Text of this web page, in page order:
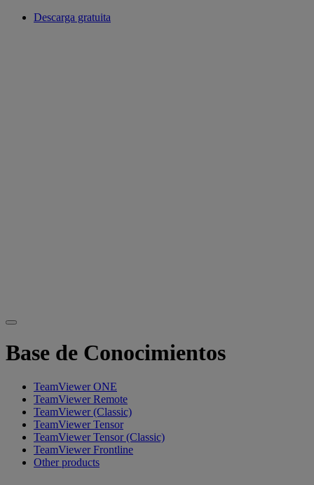
Descarga gratuita
Base de Conocimientos
TeamViewer ONE
TeamViewer Remote
TeamViewer (Classic)
TeamViewer Tensor
TeamViewer Tensor (Classic)
TeamViewer Frontline
Other products